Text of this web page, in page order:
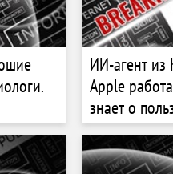
ИИ-агент из
Apple
знает о